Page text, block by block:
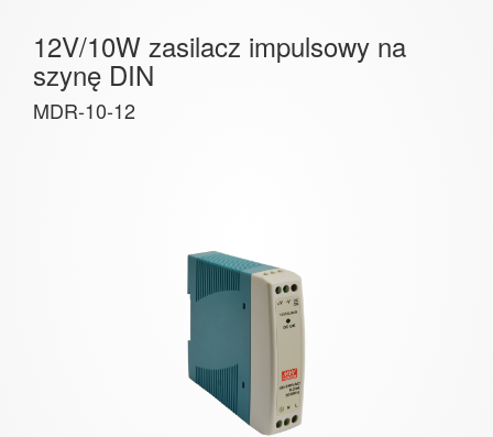
12V/10W zasilacz impulsowy na
szynę DIN
MDR-10-12